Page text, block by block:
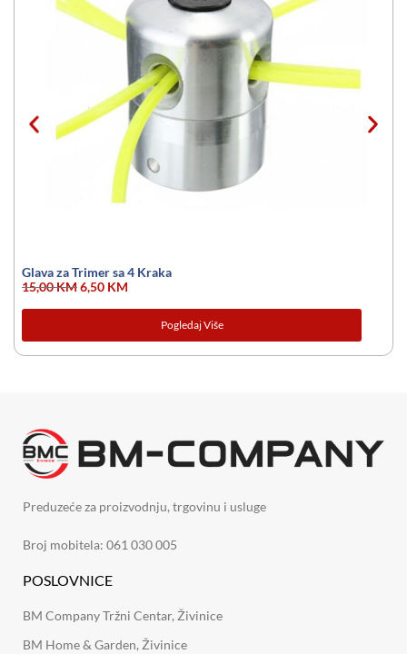
Glava za Trimer sa 4 Kraka
15,00KM6,50 KM
Pogledaj Više
Preduzeće za proizvodnju, trgovinu i usluge
Broj mobitela: 061 030 005
POSLOVNICE
BM Company Tržni Centar, Živinice
BM Home & Garden, Živinice